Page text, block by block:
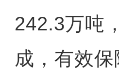
242.3万吨
成，有效